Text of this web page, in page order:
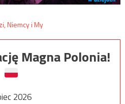
Magna Polonia!
2026